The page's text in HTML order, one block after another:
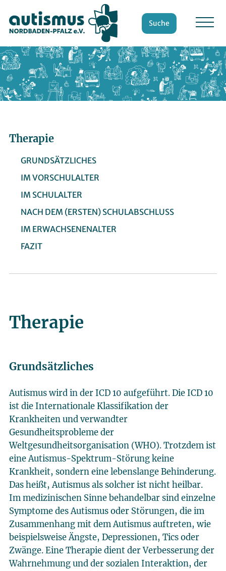
Suche
Therapie
GRUNDSÄTZLICHES
IM VORSCHULALTER
IM SCHULALTER
NACH DEM (ERSTEN) SCHULABSCHLUSS
IM ERWACHSENENALTER
FAZIT
Therapie
Grundsätzliches
Autismus wird in der ICD 10 aufgeführt. Die ICD 10
ist die Internationale Klassifikation der
Krankheiten und verwandter
Gesundheitsprobleme der
Weltgesundheitsorganisation (WHO). Trotzdem ist
eine Autismus-Spektrum-Störung keine
Krankheit, sondern eine lebenslange Behinderung.
Das heißt, Autismus als solcher ist nicht heilbar.
Im medizinischen Sinne behandelbar sind einzelne
Symptome des Autismus oder Störungen, die im
Zusammenhang mit dem Autismus auftreten, wie
beispielsweise Ängste, Depressionen, Tics oder
Zwänge. Eine Therapie dient der Verbesserung der
Wahrnehmung und der sozialen Interaktion, der